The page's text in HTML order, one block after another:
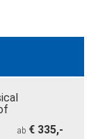
ab € 335,-